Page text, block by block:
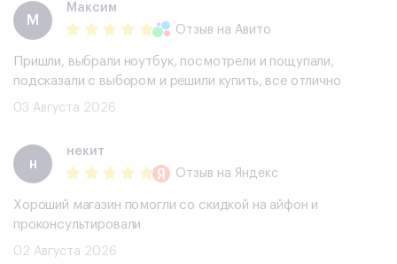
М
Максим
Отзыв на Авито
Пришли, выбрали ноутбук, посмотрели и пощупали,
подсказали с выбором и решили купить, все отлично
03 Августа 2026
н
некит
Отзыв на Яндекс
Хороший магазин помогли со скидкой на айфон и
проконсультировали
02 Августа 2026